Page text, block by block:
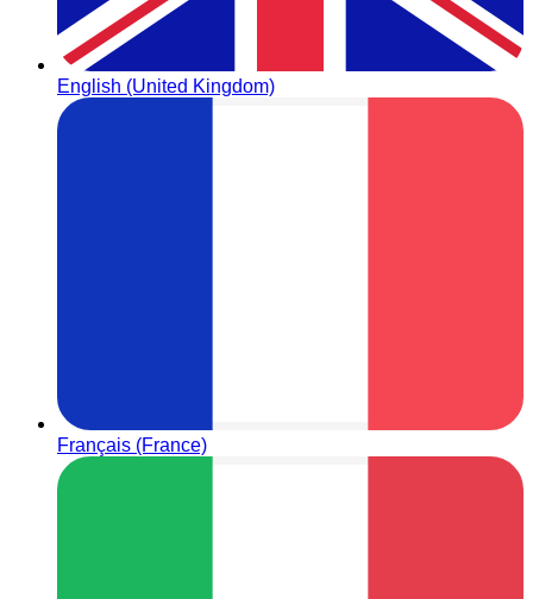
English (United Kingdom)
Français (France)